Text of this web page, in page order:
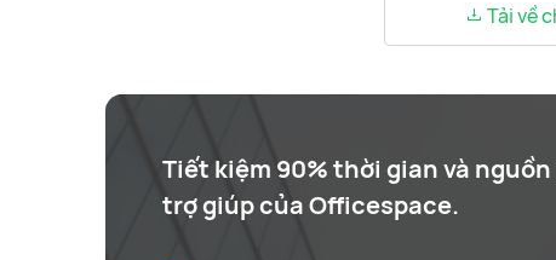
Tải về
Tiết kiệm 90% thời gian và
trợ giúp của Officespace.